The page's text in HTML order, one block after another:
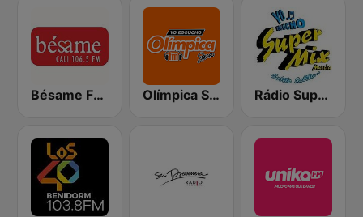
Bésame FM Cali Olímpica Stereo Cali 104.5 FM Rádio Super Mix